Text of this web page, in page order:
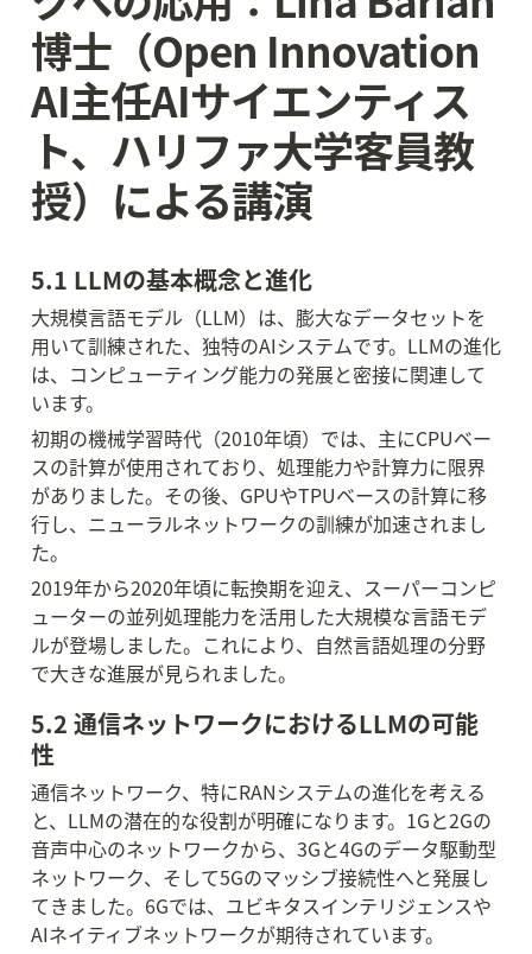
博士（Open Innovation
AI主任AIサイエンティス
ト、ハリファ大学客員教
授）による講演
5.1 LLMの基本概念と進化
大規模言語モデル（LLM）は、膨大なデータセットを
用いて訓練された、独特のAIシステムです。LLMの進化
は、コンピューティング能力の発展と密接に関連して
います。
初期の機械学習時代（2010年頃）では、主にCPUベー
スの計算が使用されており、処理能力や計算力に限界
がありました。その後、GPUやTPUベースの計算に移
行し、ニューラルネットワークの訓練が加速されまし
た。
2019年から2020年頃に転換期を迎え、スーパーコンピ
ューターの並列処理能力を活用した大規模な言語モデ
ルが登場しました。これにより、自然言語処理の分野
で大きな進展が見られました。
5.2 通信ネットワークにおけるLLMの可能
性
通信ネットワーク、特にRANシステムの進化を考える
と、LLMの潜在的な役割が明確になります。1Gと2Gの
音声中心のネットワークから、3Gと4Gのデータ駆動型
ネットワーク、そして5Gのマッシブ接続性へと発展し
てきました。6Gでは、ユビキタスインテリジェンスや
AIネイティブネットワークが期待されています。